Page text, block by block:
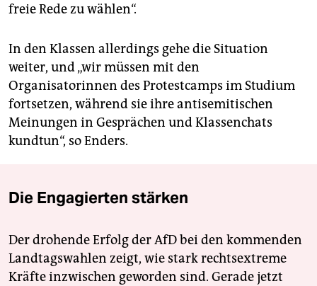
freie Rede zu wählen“.
In den Klassen allerdings gehe die Situation
weiter, und „wir müssen mit den
Organisatorinnen des Protestcamps im Studium
fortsetzen, während sie ihre antisemitischen
Meinungen in Gesprächen und Klassenchats
kundtun“, so Enders.
Die Engagierten stärken
Der drohende Erfolg der AfD bei den kommenden
Landtagswahlen zeigt, wie stark rechtsextreme
Kräfte inzwischen geworden sind. Gerade jetzt